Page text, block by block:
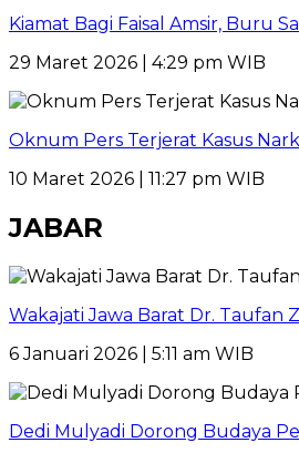
Kiamat Bagi Faisal Amsir, Buru
29 Maret 2026 | 4:29 pm WIB
Oknum Pers Terjerat Kasus
10 Maret 2026 | 11:27 pm WIB
JABAR
Wakajati Jawa Barat Dr.
6 Januari 2026 | 5:11 am WIB
Dedi Mulyadi Dorong Budaya